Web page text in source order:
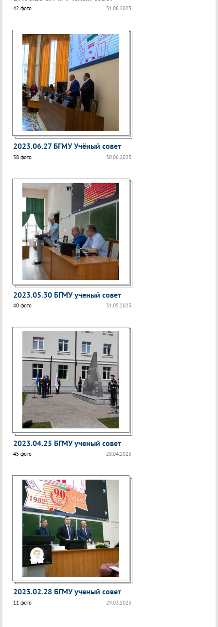
31.08.2023
42 фото
2023.06.27 БГМУ Учёный совет
30.06.2023
58 фото
2023.05.30 БГМУ ученый совет
31.05.2023
40 фото
2023.04.25 БГМУ ученый совет
28.04.2023
45 фото
2023.02.28 БГМУ ученый совет
29.03.2023
11 фото